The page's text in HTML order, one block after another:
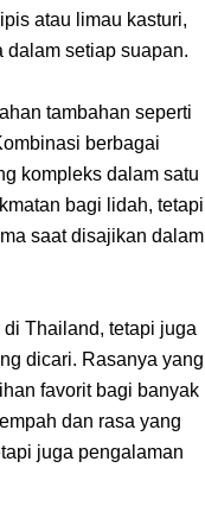
Udon
Poster Konser
Laut
Sangat Beragam
atau limau kasturi,
dalam setiap suapan.
tambahan seperti
berbagai
kompleks dalam satu
bagi lidah, tetapi
saat disajikan dalam
Thailand, tetapi juga
dicari. Rasanya yang
favorit bagi banyak
dan rasa yang
juga pengalaman